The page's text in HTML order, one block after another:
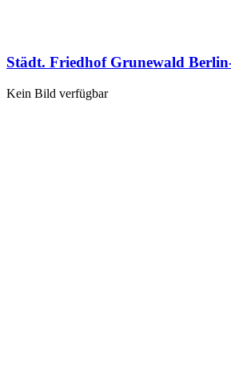
Städt. Friedhof Grunewald
Kein Bild verfügbar